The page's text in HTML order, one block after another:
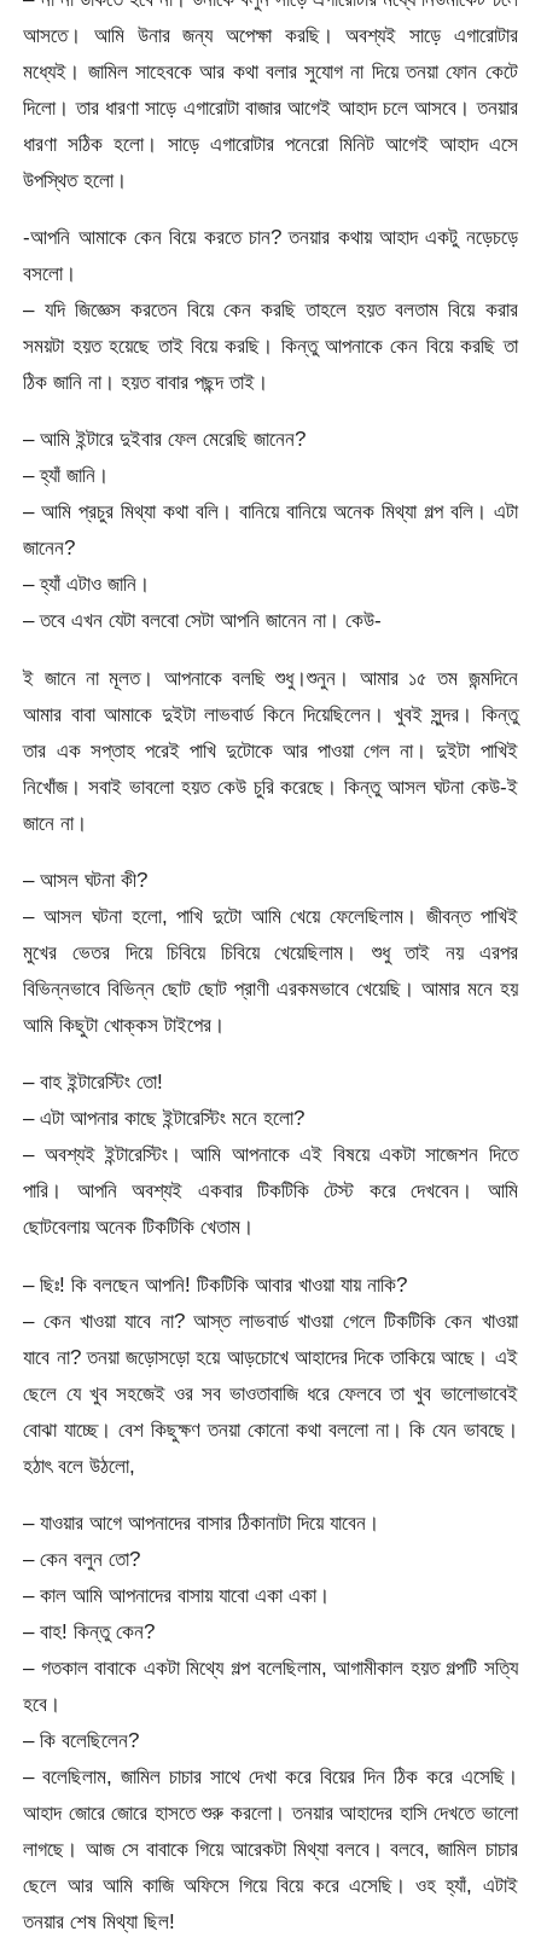
আসতে। আমি উনার জন্য অপেক্ষা করছি। অবশ্যই সাড়ে এগারোটার
মধ্যেই। জামিল সাহেবকে আর কথা বলার সুযোগ না দিয়ে তনয়া ফোন কেটে
দিলো। তার ধারণা সাড়ে এগারোটা বাজার আগেই আহাদ চলে আসবে। তনয়ার
ধারণা সঠিক হলো। সাড়ে এগারোটার পনেরো মিনিট আগেই আহাদ এসে
উপস্থিত হলো।
-আপনি আমাকে কেন বিয়ে করতে চান? তনয়ার কথায় আহাদ একটু নড়েচড়ে
বসলো।
– যদি জিজ্ঞেস করতেন বিয়ে কেন করছি তাহলে হয়ত বলতাম বিয়ে করার
সময়টা হয়ত হয়েছে তাই বিয়ে করছি। কিন্তু আপনাকে কেন বিয়ে করছি তা
ঠিক জানি না। হয়ত বাবার পছন্দ তাই।
– আমি ইন্টারে দুইবার ফেল মেরেছি জানেন?
– হ্যাঁ জানি।
– আমি প্রচুর মিথ্যা কথা বলি। বানিয়ে বানিয়ে অনেক মিথ্যা গল্প বলি। এটা
জানেন?
– হ্যাঁ এটাও জানি।
– তবে এখন যেটা বলবো সেটা আপনি জানেন না। কেউ-
ই জানে না মূলত। আপনাকে বলছি শুধু।শুনুন। আমার ১৫ তম জন্মদিনে
আমার বাবা আমাকে দুইটা লাভবার্ড কিনে দিয়েছিলেন। খুবই সুন্দর। কিন্তু
তার এক সপ্তাহ পরেই পাখি দুটোকে আর পাওয়া গেল না। দুইটা পাখিই
নিখোঁজ। সবাই ভাবলো হয়ত কেউ চুরি করেছে। কিন্তু আসল ঘটনা কেউ-ই
জানে না।
– আসল ঘটনা কী?
– আসল ঘটনা হলো, পাখি দুটো আমি খেয়ে ফেলেছিলাম। জীবন্ত পাখিই
মুখের ভেতর দিয়ে চিবিয়ে চিবিয়ে খেয়েছিলাম। শুধু তাই নয় এরপর
বিভিন্নভাবে বিভিন্ন ছোট ছোট প্রাণী এরকমভাবে খেয়েছি। আমার মনে হয়
আমি কিছুটা খোক্কস টাইপের।
– বাহ ইন্টারেস্টিং তো!
– এটা আপনার কাছে ইন্টারেস্টিং মনে হলো?
– অবশ্যই ইন্টারেস্টিং। আমি আপনাকে এই বিষয়ে একটা সাজেশন দিতে
পারি। আপনি অবশ্যই একবার টিকটিকি টেস্ট করে দেখবেন। আমি
ছোটবেলায় অনেক টিকটিকি খেতাম।
– ছিঃ! কি বলছেন আপনি! টিকটিকি আবার খাওয়া যায় নাকি?
– কেন খাওয়া যাবে না? আস্ত লাভবার্ড খাওয়া গেলে টিকটিকি কেন খাওয়া
যাবে না? তনয়া জড়োসড়ো হয়ে আড়চোখে আহাদের দিকে তাকিয়ে আছে। এই
ছেলে যে খুব সহজেই ওর সব ভাওতাবাজি ধরে ফেলবে তা খুব ভালোভাবেই
বোঝা যাচ্ছে। বেশ কিছুক্ষণ তনয়া কোনো কথা বললো না। কি যেন ভাবছে।
হঠাৎ বলে উঠলো,
– যাওয়ার আগে আপনাদের বাসার ঠিকানাটা দিয়ে যাবেন।
– কেন বলুন তো?
– কাল আমি আপনাদের বাসায় যাবো একা একা।
– বাহ! কিন্তু কেন?
– গতকাল বাবাকে একটা মিথ্যে গল্প বলেছিলাম, আগামীকাল হয়ত গল্পটি সত্যি
হবে।
– কি বলেছিলেন?
– বলেছিলাম, জামিল চাচার সাথে দেখা করে বিয়ের দিন ঠিক করে এসেছি।
আহাদ জোরে জোরে হাসতে শুরু করলো। তনয়ার আহাদের হাসি দেখতে ভালো
লাগছে। আজ সে বাবাকে গিয়ে আরেকটা মিথ্যা বলবে। বলবে, জামিল চাচার
ছেলে আর আমি কাজি অফিসে গিয়ে বিয়ে করে এসেছি। ওহ হ্যাঁ, এটাই
তনয়ার শেষ মিথ্যা ছিল!